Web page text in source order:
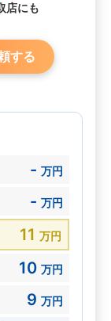
店にも
する
- 万円
- 万円
11 万円
10 万円
9 万円